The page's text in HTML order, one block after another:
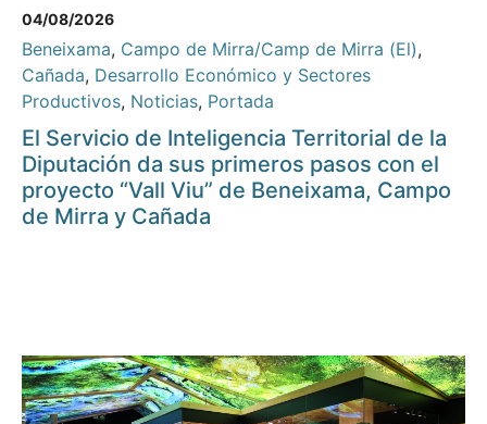
04/08/2026
Beneixama, Campo de Mirra/Camp de Mirra (El),
Cañada, Desarrollo Económico y Sectores
Productivos, Noticias, Portada
El Servicio de Inteligencia Territorial de la
Diputación da sus primeros pasos con el
proyecto “Vall Viu” de Beneixama, Campo
de Mirra y Cañada